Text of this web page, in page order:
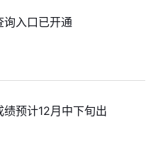
询入口已开通
预计12月中下旬出